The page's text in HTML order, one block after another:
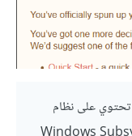
على نظام